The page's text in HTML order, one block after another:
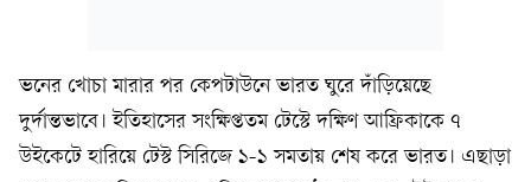
ভনের খোচা মারার পর কেপটাউনে ভারত ঘুরে দাঁড়িয়েছে
দুর্দান্তভাবে। ইতিহাসের সংক্ষিপ্ততম টেস্টে দক্ষিণ আফ্রিকাকে ৭
উইকেটে হারিয়ে টেস্ট সিরিজে ১-১ সমতায় শেষ করে ভারত। এছাড়া